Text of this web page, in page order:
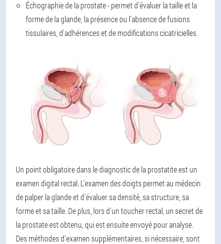
Échographie de la prostate - permet d'évaluer la taille et la
forme de la glande, la présence ou l'absence de fusions
tissulaires, d'adhérences et de modifications cicatricielles.
Un point obligatoire dans le diagnostic de la prostatite est un
examen digital rectal. L'examen des doigts permet au médecin
de palper la glande et d'évaluer sa densité, sa structure, sa
forme et sa taille. De plus, lors d'un toucher rectal, un secret de
la prostate est obtenu, qui est ensuite envoyé pour analyse.
Des méthodes d'examen supplémentaires, si nécessaire, sont